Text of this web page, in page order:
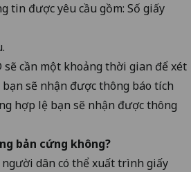
tin được yêu cầu gồm: Số giấy
sẽ cần một khoảng thời gian để xét
sẽ nhận được thông báo tích
hợp lệ bạn sẽ nhận được thông
bản cứng không?
người dân có thể xuất trình giấy